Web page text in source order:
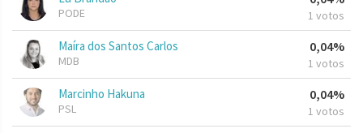
PODE 1 votos
Maíra dos Santos Carlos
MDB
0,04%
1 votos
Marcinho Hakuna
PSL
0,04%
1 votos